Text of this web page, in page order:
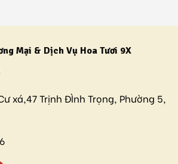
Mại & Dịch Vụ Hoa Tươi 9X
xá,47 Trịnh ĐÌnh Trọng, Phường 5,